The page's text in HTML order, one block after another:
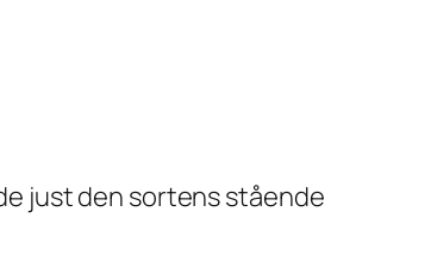
just den sortens stående